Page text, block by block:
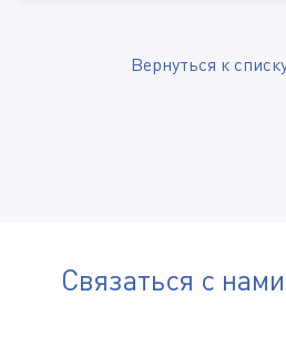
Вернуться к
Связаться с нами